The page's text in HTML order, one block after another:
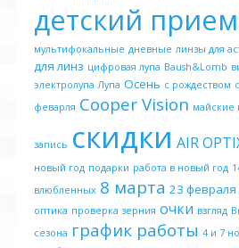
детский прием
мультифокальные дневные линзы для
для линз цифровая лупа Baush&Lomb
электролупа Лупа Осень с рождеством
феварля Cooper Vision майские
запись скидки AIR
новый год подарки работа в новый год
влюбленных 8 марта 23 февраля
оптика проверка зерния очки взгляд
сезона график работы 4 и 7